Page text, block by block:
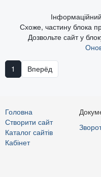
Схоже, частину блока
Дозвольте сайт у
1 Вперёд
Головна
Створити сайт
Каталог сайтів
Кабінет